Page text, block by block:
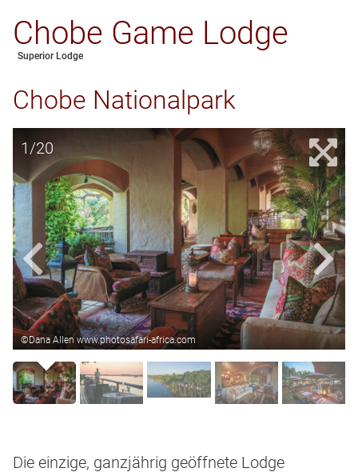
Chobe Game Lodge
Superior Lodge
Chobe Nationalpark
1/20
©Dana Allen www.photosafari-africa.com
Die einzige, ganzjährig geöffnete Lodge